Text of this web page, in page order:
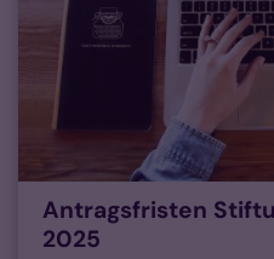
Antragsfristen
2025